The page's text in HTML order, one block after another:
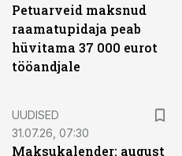
Petuarveid maksnud
raamatupidaja peab
hüvitama 37 000 eurot
tööandjale
UUDISED
31.07.26, 07:30
Maksukalender: august